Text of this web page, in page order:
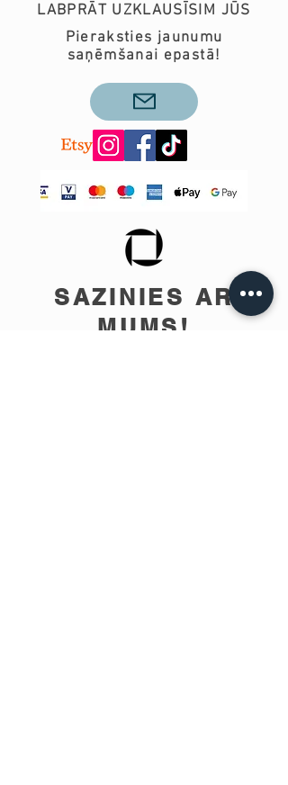
LABPRĀT UZKLAUSĪSIM JŪS
Pieraksties jaunumu
saņēmšanai epastā!
SAZINIES AR
MUMS!